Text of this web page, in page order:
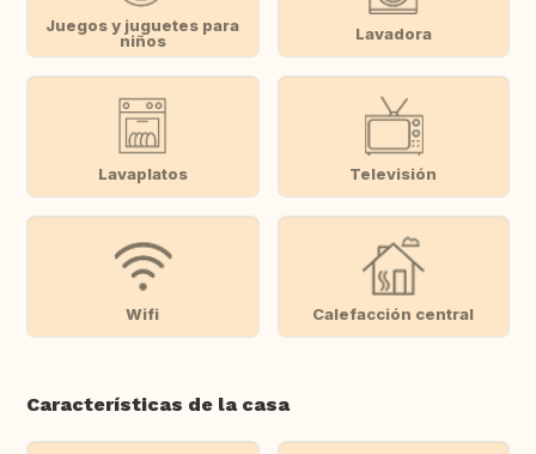
Juegos y juguetes para
niños
Lavadora
Lavaplatos Televisión
Wifi Calefacción central
Características de la casa